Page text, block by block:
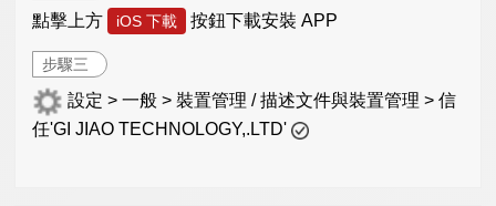
點擊上方 iOS 下載 按鈕下載安裝 APP
步驟三
設定 > 一般 > 裝置管理 / 描述文件與裝置管理 > 信
任'GI JIAO TECHNOLOGY,.LTD'